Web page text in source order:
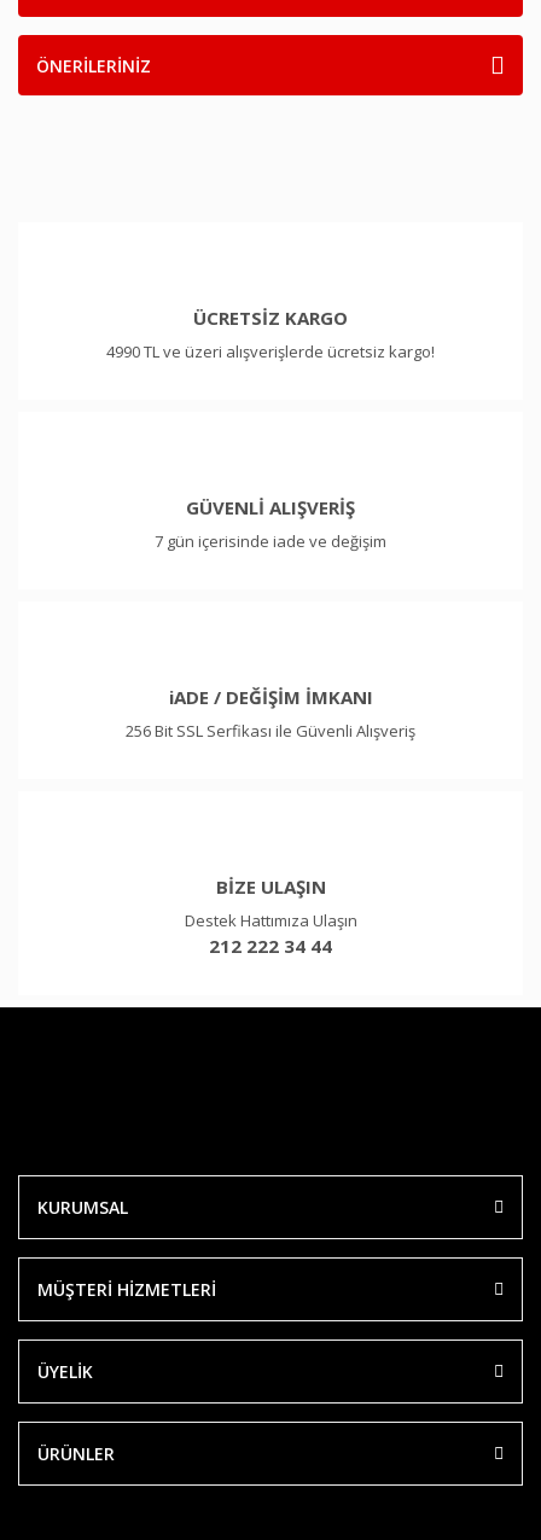
ÖNERİLERİNİZ
ÜCRETSİZ KARGO
4990 TL ve üzeri alışverişlerde ücretsiz kargo!
GÜVENLİ ALIŞVERİŞ
7 gün içerisinde iade ve değişim
iADE / DEĞİŞİM İMKANI
256 Bit SSL Serfikası ile Güvenli Alışveriş
BİZE ULAŞIN
Destek Hattımıza Ulaşın
212 222 34 44
KURUMSAL
MÜŞTERİ HİZMETLERİ
ÜYELİK
ÜRÜNLER